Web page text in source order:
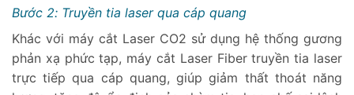
Bước 2: Truyền tia laser qua cáp quang
Khác với máy cắt Laser CO2 sử dụng hệ thống gương
phản xạ phức tạp, máy cắt Laser Fiber truyền tia laser
trực tiếp qua cáp quang, giúp giảm thất thoát năng